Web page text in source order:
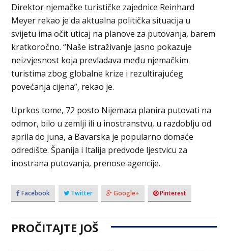
Direktor njemačke turističke zajednice Reinhard
Meyer rekao je da aktualna politička situacija u
svijetu ima očit uticaj na planove za putovanja, barem
kratkoročno. “Naše istraživanje jasno pokazuje
neizvjesnost koja prevladava među njemačkim
turistima zbog globalne krize i rezultirajućeg
povećanja cijena”, rekao je.
Uprkos tome, 72 posto Nijemaca planira putovati na
odmor, bilo u zemlji ili u inostranstvu, u razdoblju od
aprila do juna, a Bavarska je popularno domaće
odredište. Španija i Italija predvode ljestvicu za
inostrana putovanja, prenose agencije.
Facebook Twitter Google+ Pinterest
PROČITAJTE JOŠ